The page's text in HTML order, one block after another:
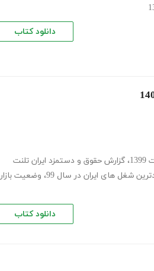
دانلود کتاب
، گزارش حقوق و دستمزد ایران تلنت
شغل های ایران در سال 99 ، وضعیت بازار
دانلود کتاب